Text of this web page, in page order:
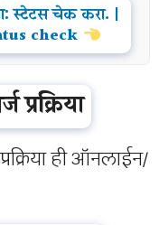
स्टेटस चेक करा. |
check
ही ऑनलाईन/